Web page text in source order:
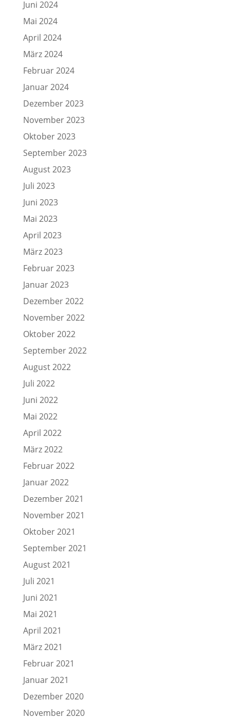
Juni 2024
Mai 2024
April 2024
März 2024
Februar 2024
Januar 2024
Dezember 2023
November 2023
Oktober 2023
September 2023
August 2023
Juli 2023
Juni 2023
Mai 2023
April 2023
März 2023
Februar 2023
Januar 2023
Dezember 2022
November 2022
Oktober 2022
September 2022
August 2022
Juli 2022
Juni 2022
Mai 2022
April 2022
März 2022
Februar 2022
Januar 2022
Dezember 2021
November 2021
Oktober 2021
September 2021
August 2021
Juli 2021
Juni 2021
Mai 2021
April 2021
März 2021
Februar 2021
Januar 2021
Dezember 2020
November 2020